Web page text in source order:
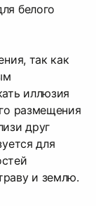
белого
так как
иллюзия
размещения
друг
для
и землю.